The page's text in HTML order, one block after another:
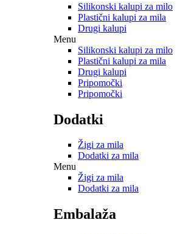
Silikonski kalupi za milo
Plastični kalupi za mila
Drugi kalupi
Menu
Silikonski kalupi za milo
Plastični kalupi za mila
Drugi kalupi
Pripomočki
Pripomočki
Dodatki
Žigi za mila
Dodatki za mila
Menu
Žigi za mila
Dodatki za mila
Embalaža